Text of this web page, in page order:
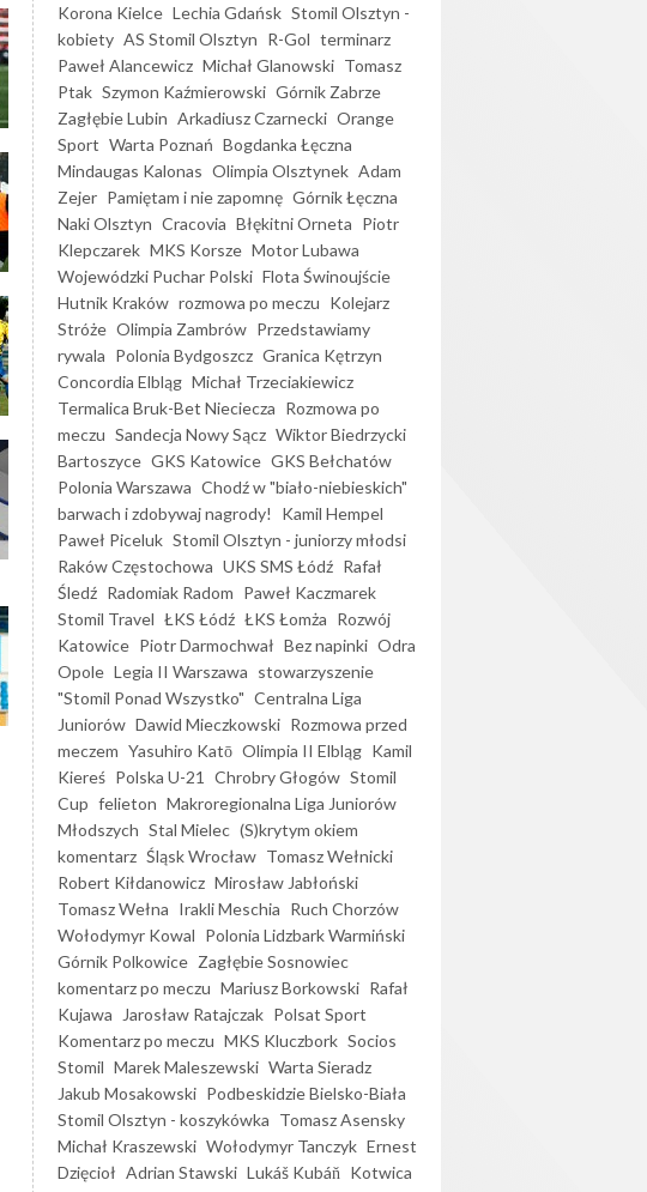
Korona Kielce Lechia Gdańsk Stomil Olsztyn -
kobiety AS Stomil Olsztyn R-Gol terminarz
Paweł Alancewicz Michał Glanowski Tomasz
Ptak Szymon Kaźmierowski Górnik Zabrze
Zagłębie Lubin Arkadiusz Czarnecki Orange
Sport Warta Poznań Bogdanka Łęczna
Mindaugas Kalonas Olimpia Olsztynek Adam
Zejer Pamiętam i nie zapomnę Górnik Łęczna
Naki Olsztyn Cracovia Błękitni Orneta Piotr
Klepczarek MKS Korsze Motor Lubawa
Wojewódzki Puchar Polski Flota Świnoujście
Hutnik Kraków rozmowa po meczu Kolejarz
Stróże Olimpia Zambrów Przedstawiamy
rywala Polonia Bydgoszcz Granica Kętrzyn
Concordia Elbląg Michał Trzeciakiewicz
Termalica Bruk-Bet Nieciecza Rozmowa po
meczu Sandecja Nowy Sącz Wiktor Biedrzycki
Bartoszyce GKS Katowice GKS Bełchatów
Polonia Warszawa Chodź w "biało-niebieskich"
barwach i zdobywaj nagrody!
Kamil Hempel
Paweł Piceluk Stomil Olsztyn - juniorzy młodsi
Raków Częstochowa UKS SMS Łódź Rafał
Śledź Radomiak Radom Paweł Kaczmarek
Stomil Travel ŁKS Łódź ŁKS Łomża Rozwój
Katowice Piotr Darmochwał Bez napinki Odra
Opole Legia II Warszawa stowarzyszenie
"Stomil Ponad Wszystko" Centralna Liga
Juniorów Dawid Mieczkowski Rozmowa przed
meczem Yasuhiro Katō Olimpia II Elbląg Kamil
Kiereś Polska U-21 Chrobry Głogów Stomil
Cup felieton Makroregionalna Liga Juniorów
Młodszych Stal Mielec (S)krytym okiem
komentarz Śląsk Wrocław Tomasz Wełnicki
Robert Kiłdanowicz Mirosław Jabłoński
Tomasz Wełna Irakli Meschia Ruch Chorzów
Wołodymyr Kowal Polonia Lidzbark Warmiński
Górnik Polkowice Zagłębie Sosnowiec
komentarz po meczu Mariusz Borkowski Rafał
Kujawa
Jarosław Ratajczak Polsat Sport
Komentarz po meczu MKS Kluczbork Socios
Stomil Marek Maleszewski Warta Sieradz
Jakub Mosakowski Podbeskidzie Bielsko-Biała
Stomil Olsztyn - koszykówka Tomasz Asensky
Michał Kraszewski Wołodymyr Tanczyk Ernest
Dzięcioł Adrian Stawski Lukáš Kubáň Kotwica